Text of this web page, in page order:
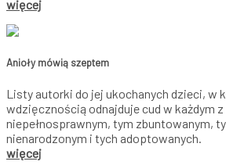
więcej
Anioły mówią szeptem
Listy autorki do jej ukochanych dzieci, w
wdzięcznością odnajduje cud w każdym
niepełnosprawnym, tym zbuntowanym,
nienarodzonym i tych adoptowanych.
więcej